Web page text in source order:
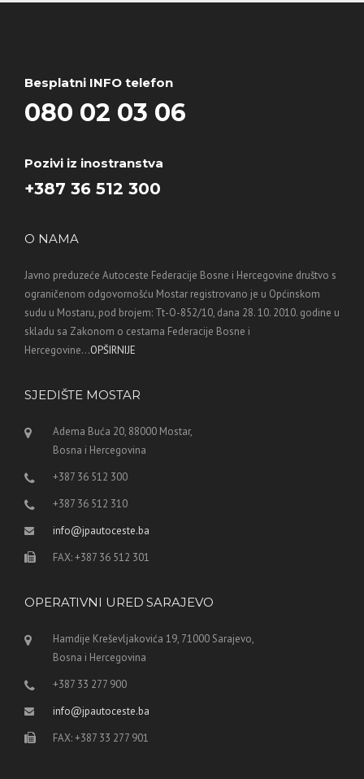
Besplatni INFO telefon
080 02 03 06
Pozivi iz inostranstva
+387 36 512 300
O NAMA
Javno preduzeće Autoceste Federacije Bosne i Hercegovine društvo s
ograničenom odgovornošću Mostar registrovano je u Općinskom
sudu u Mostaru, pod brojem: Tt-O-852/10, dana 28. 10. 2010. godine u
skladu sa Zakonom o cestama Federacije Bosne i
Hercegovine...OPŠIRNIJE
SJEDIŠTE MOSTAR
Adema Buća 20, 88000 Mostar,
Bosna i Hercegovina
+387 36 512 300
+387 36 512 310
info@jpautoceste.ba
FAX: +387 36 512 301
OPERATIVNI URED SARAJEVO
Hamdije Kreševljakovića 19, 71000 Sarajevo,
Bosna i Hercegovina
+387 33 277 900
info@jpautoceste.ba
FAX: +387 33 277 901